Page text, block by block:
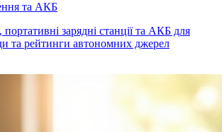
та АКБ
зарядні станції та АКБ для
та рейтинги автономних джерел